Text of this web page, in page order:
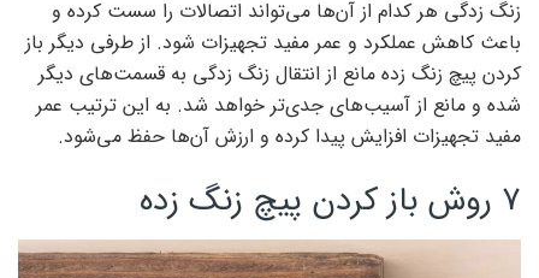
زنگ زدگی هر کدام از آن‌ها می‌تواند اتصالات را سست کرده و
باعث کاهش عملکرد و عمر مفید تجهیزات شود. از طرفی دیگر باز
کردن پیچ زنگ زده مانع از انتقال زنگ زدگی به قسمت‌های دیگر
شده و مانع از آسیب‌های جدی‌تر خواهد شد. به این ترتیب عمر
مفید تجهیزات افزایش پیدا کرده و ارزش آن‌ها حفظ می‌شود.
۷ روش باز کردن پیچ زنگ زده